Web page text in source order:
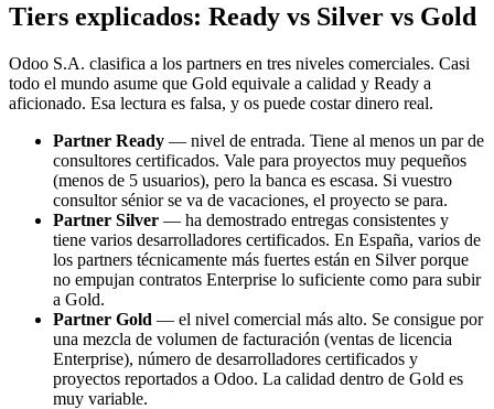
Tiers explicados: Ready vs Silver vs Gold
Odoo S.A. clasifica a los partners en tres niveles comerciales. Casi
todo el mundo asume que Gold equivale a calidad y Ready a
aficionado. Esa lectura es falsa, y os puede costar dinero real.
Partner Ready — nivel de entrada. Tiene al menos un par de
consultores certificados. Vale para proyectos muy pequeños
(menos de 5 usuarios), pero la banca es escasa. Si vuestro
consultor sénior se va de vacaciones, el proyecto se para.
Partner Silver — ha demostrado entregas consistentes y
tiene varios desarrolladores certificados. En España, varios de
los partners técnicamente más fuertes están en Silver porque
no empujan contratos Enterprise lo suficiente como para subir
a Gold.
Partner Gold — el nivel comercial más alto. Se consigue por
una mezcla de volumen de facturación (ventas de licencia
Enterprise), número de desarrolladores certificados y
proyectos reportados a Odoo. La calidad dentro de Gold es
muy variable.